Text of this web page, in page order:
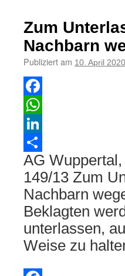
Zum
Nachbarn
Publiziert am 10. April 2020
Facebook
WhatsApp
LinkedIn
Teilen
AG
149/13 Zum
Nachbarn
Beklagten
unterlassen,
Weise zu